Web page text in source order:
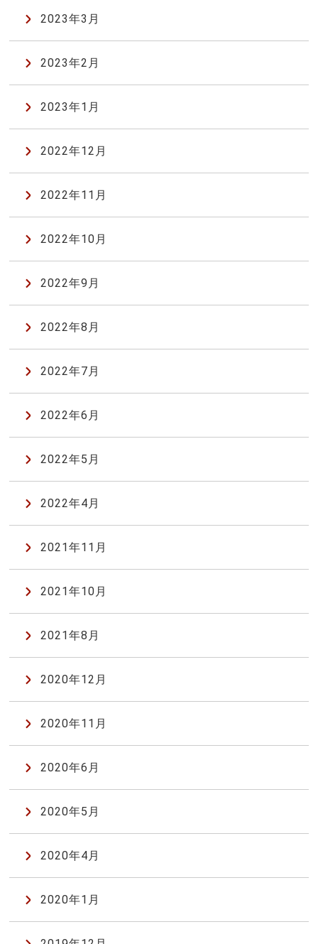
2023年3月
2023年2月
2023年1月
2022年12月
2022年11月
2022年10月
2022年9月
2022年8月
2022年7月
2022年6月
2022年5月
2022年4月
2021年11月
2021年10月
2021年8月
2020年12月
2020年11月
2020年6月
2020年5月
2020年4月
2020年1月